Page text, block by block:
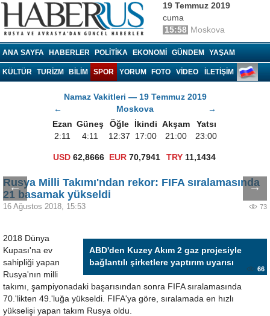
Haberrus.com
19 Temmuz 2019
cuma
15:58 Moskova
ANA SAYFA HABERLER POLITIKA EKONOMI GÜNDEM YAŞAM
KÜLTÜR TURIZM BILIM SPOR YORUM FOTO VIDEO İLETİŞİM
Namaz Vakitleri — 19 Temmuz 2019
←
Moskova
→
Ezan Güneş Öğle İkindi Akşam
Yatsı
2:11
4:11 12:37 17:00 21:00 23:00
USD 62,8666 EUR 70,7941 TRY 11,1434
← →
Rusya Milli Takımı'ndan rekor: FIFA sıralamasında
21 basamak yükseldi
16 Ağustos 2018, 15:53 73
ABD'den Kuzey Akım 2 gaz projesiyle
bağlantılı şirketlere yaptırım uyarısı
66
2018 Dünya
Kupası'na ev
sahipliği yapan
Rusya'nın milli
takımı, şampiyonadaki başarısından sonra FIFA sıralamasında
70.'likten 49.'luğa yükseldi. FIFA'ya göre, sıralamada en hızlı
yükselişi yapan takım Rusya oldu.